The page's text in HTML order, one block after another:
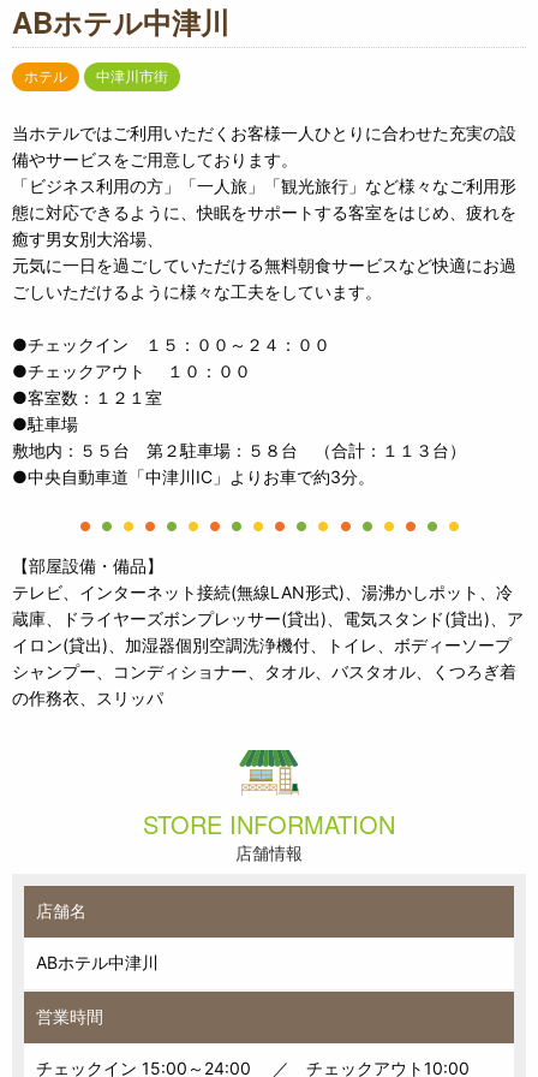
ABホテル中津川
ホテル 中津川市街
当ホテルではご利用いただくお客様一人ひとりに合わせた充実の設
備やサービスをご用意しております。
「ビジネス利用の方」「一人旅」「観光旅行」など様々なご利用形
態に対応できるように、快眠をサポートする客室をはじめ、疲れを
癒す男女別大浴場、
元気に一日を過ごしていただける無料朝食サービスなど快適にお過
ごしいただけるように様々な工夫をしています。
●チェックイン １５：００～２４：００
●チェックアウト １０：００
●客室数：１２１室
●駐車場
敷地内：５５台 第２駐車場：５８台 （合計：１１３台）
●中央自動車道「中津川IC」よりお車で約3分。
【部屋設備・備品】
テレビ、インターネット接続(無線LAN形式)、湯沸かしポット、冷
蔵庫、ドライヤーズボンプレッサー(貸出)、電気スタンド(貸出)、ア
イロン(貸出)、加湿器個別空調洗浄機付、トイレ、ボディーソープ
シャンプー、コンディショナー、タオル、バスタオル、くつろぎ着
の作務衣、スリッパ
STORE INFORMATION
店舗情報
店舗名
ABホテル中津川
営業時間
チェックイン 15:00～24:00 ／ チェックアウト10:00